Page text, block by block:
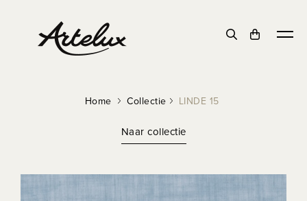
Home Collectie LINDE 15
Naar collectie